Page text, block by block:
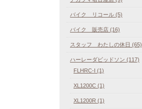
バイク リコール (5)
バイク 販売店 (16)
スタッフ わたしの休日 (65)
ハーレーダビッドソン (117)
FLHRC-I (1)
XL1200C (1)
XL1200R (1)